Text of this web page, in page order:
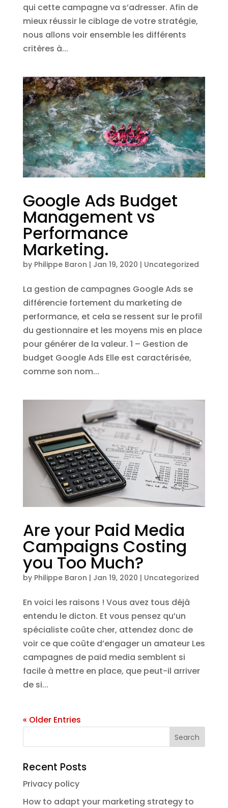
qui cette campagne va s’adresser. Afin de
mieux réussir le ciblage de votre stratégie,
nous allons voir ensemble les différents
critères à...
Google Ads Budget
Management vs
Performance
Marketing.
by Philippe Baron | Jan 19, 2020 | Uncategorized
La gestion de campagnes Google Ads se
différencie fortement du marketing de
performance, et cela se ressent sur le profil
du gestionnaire et les moyens mis en place
pour générer de la valeur. 1 – Gestion de
budget Google Ads Elle est caractérisée,
comme son nom...
Are your Paid Media
Campaigns Costing
you Too Much?
by Philippe Baron | Jan 19, 2020 | Uncategorized
En voici les raisons ! Vous avez tous déjà
entendu le dicton. Et vous pensez qu’un
spécialiste coûte cher, attendez donc de
voir ce que coûte d’engager un amateur Les
campagnes de paid media semblent si
facile à mettre en place, que peut-il arriver
de si...
« Older Entries
Recent Posts
Privacy policy
How to adapt your marketing strategy to